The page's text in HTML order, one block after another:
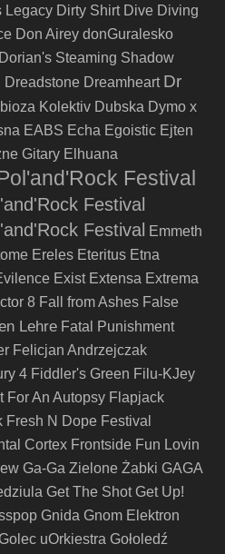
Legacy Dirty Shirt Dive Diving
Don Airey donGuralesko
Dorian's Steaming Shadow
Dreadstone Dreamheart Dr
Kolektiv Dubska Dymo x
EABS Echa Egoistic Ejten
Gitary Elhuana
Festival
Festival
Festival Emmeth
Ereles Eteritus Etna
Exist Extensa Extrema
8 Fall from Ashes False
Lehre Fatal Punishment
Felicjan Andrzejczak
4 Fiddler's Green Filu-KJey
For An Autopsy Flapjack
Fresh N Dope Festival
Cortex Frontside Fun Lovin
Ga-Ga Zielone Żabki GAGA
Get The Shot Get Up!
Gnida Gnom Elektron
Golec uOrkiestra Gołoledź